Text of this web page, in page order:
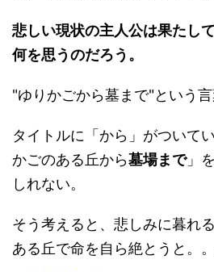
悲しい現状の主人公は果たし
何を思うのだろう。
"ゆりかごから墓まで"という言
タイトルに「から」がついて
かごのある丘から墓場まで」
しれない。
そう考えると、悲しみに暮れ
ある丘で命を自ら絶とうと。。